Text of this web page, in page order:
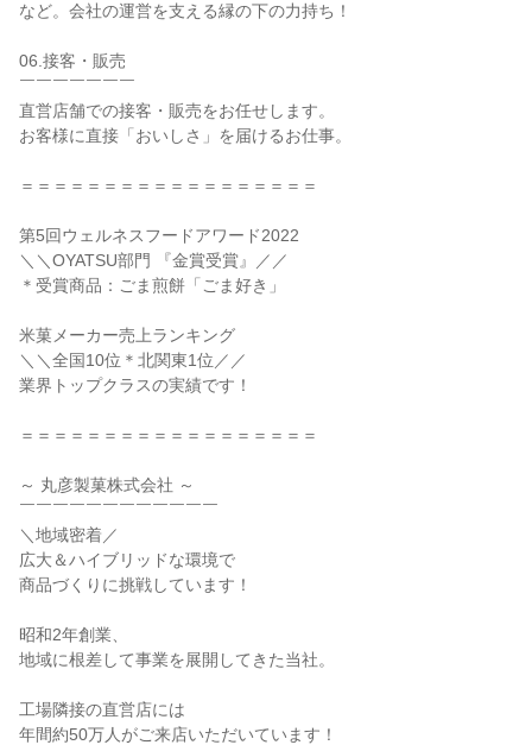
など。会社の運営を支える縁の下の力持ち！
06.接客・販売
￣￣￣￣￣￣￣
直営店舗での接客・販売をお任せします。
お客様に直接「おいしさ」を届けるお仕事。
＝＝＝＝＝＝＝＝＝＝＝＝＝＝＝＝＝＝
第5回ウェルネスフードアワード2022
＼＼OYATSU部門 『金賞受賞』／／
＊受賞商品：ごま煎餅「ごま好き」
米菓メーカー売上ランキング
＼＼全国10位＊北関東1位／／
業界トップクラスの実績です！
＝＝＝＝＝＝＝＝＝＝＝＝＝＝＝＝＝＝
～ 丸彦製菓株式会社 ～
￣￣￣￣￣￣￣￣￣￣￣￣
＼地域密着／
広大＆ハイブリッドな環境で
商品づくりに挑戦しています！
昭和2年創業、
地域に根差して事業を展開してきた当社。
工場隣接の直営店には
年間約50万人がご来店いただいています！